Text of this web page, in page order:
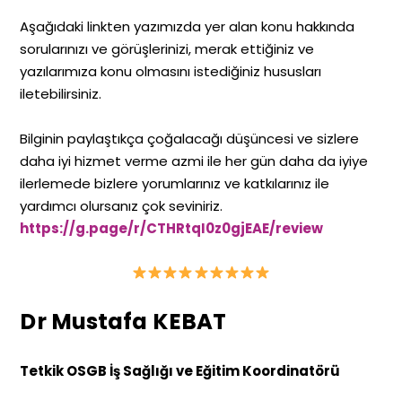
Aşağıdaki linkten yazımızda yer alan konu hakkında
sorularınızı ve görüşlerinizi, merak ettiğiniz ve
yazılarımıza konu olmasını istediğiniz hususları
iletebilirsiniz.
Bilginin paylaştıkça çoğalacağı düşüncesi ve sizlere
daha iyi hizmet verme azmi ile her gün daha da iyiye
ilerlemede bizlere yorumlarınız ve katkılarınız ile
yardımcı olursanız çok seviniriz.
https://g.page/r/CTHRtqI0z0gjEAE/review
Dr Mustafa KEBAT
Tetkik OSGB İş Sağlığı ve Eğitim Koordinatörü